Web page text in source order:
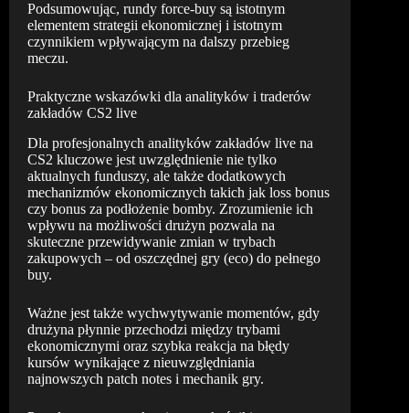
Podsumowując, rundy force-buy są istotnym
elementem strategii ekonomicznej i istotnym
czynnikiem wpływającym na dalszy przebieg
meczu.
Praktyczne wskazówki dla analityków i traderów
zakładów CS2 live
Dla profesjonalnych analityków zakładów live na
CS2 kluczowe jest uwzględnienie nie tylko
aktualnych funduszy, ale także dodatkowych
mechanizmów ekonomicznych takich jak loss bonus
czy bonus za podłożenie bomby. Zrozumienie ich
wpływu na możliwości drużyn pozwala na
skuteczne przewidywanie zmian w trybach
zakupowych – od oszczędnej gry (eco) do pełnego
buy.
Ważne jest także wychwytywanie momentów, gdy
drużyna płynnie przechodzi między trybami
ekonomicznymi oraz szybka reakcja na błędy
kursów wynikające z nieuwzględniania
najnowszych patch notes i mechanik gry.